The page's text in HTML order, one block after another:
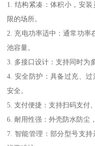
1. 结构紧凑：体积小，安
限的场所。
2. 充电功率适中：通常功率
池容量。
3. 多接口设计：支持同时为
4. 安全防护：具备过充、
安全。
5. 支付便捷：支持扫码支付
6. 耐用性强：外壳防水防尘
7. 智能管理：部分型号支